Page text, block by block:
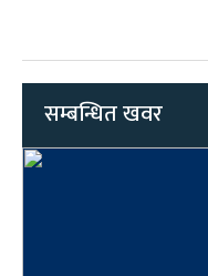
सम्बन्धित खवर